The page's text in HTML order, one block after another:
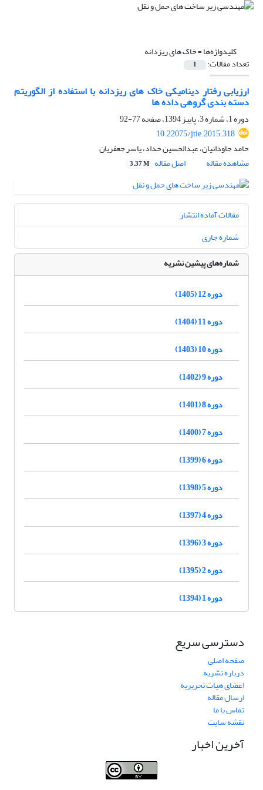
کلیدواژه‌ها =خاک های ریزدانه
تعداد مقالات: 1
ارزیابی رفتار دینامیکی خاک ‏های ریزدانه با استفاده از الگوریتم
دسته ‏بندی گروهی داده‏ ها
دوره 1، شماره 3، پاییز 1394، صفحه
77-92
10.22075/jtie.2015.318
حامد جاودانیان، عبدالحسین حداد، یاسر جعفریان
مشاهده مقاله
اصل مقاله 3.37 M
مقالات آماده انتشار
شماره جاری
شماره‌های پیشین نشریه
دوره 12 (1405)
دوره 11 (1404)
دوره 10 (1403)
دوره 9 (1402)
دوره 8 (1401)
دوره 7 (1400)
دوره 6 (1399)
دوره 5 (1398)
دوره 4 (1397)
دوره 3 (1396)
دوره 2 (1395)
دوره 1 (1394)
دسترسی سریع
صفحه اصلی
درباره نشریه
اعضای هیات تحریریه
ارسال مقاله
تماس با ما
نقشه سایت
آخرین اخبار